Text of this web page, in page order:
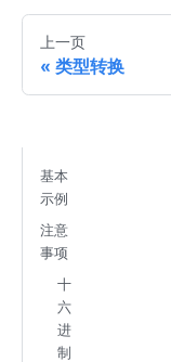
上一页
类型转换
基本
示例
注意
事项
十
六
进
制